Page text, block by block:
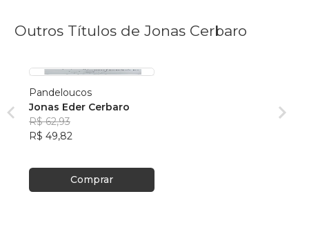
Outros Títulos de Jonas Cerbaro
Pandeloucos
Jonas Eder Cerbaro
R$ 62,93
R$ 49,82
Comprar